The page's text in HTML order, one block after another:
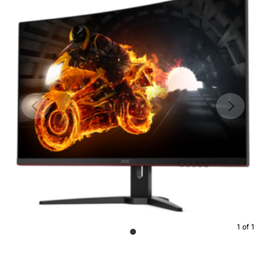
1 of 1